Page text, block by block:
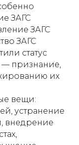
ЗАГС
ЗАГС
ЗАГС
статус
— признание,
их
вещи:
устранение
внедрение